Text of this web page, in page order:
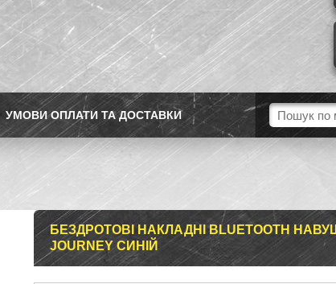
УМОВИ ОПЛАТИ ТА ДОСТАВКИ
БЕЗДРОТОВІ НАКЛАДНІ BLUETOOTH
JOURNEY СИНІЙ